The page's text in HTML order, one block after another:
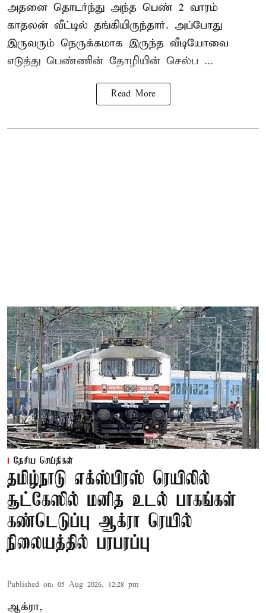
அதனை தொடர்ந்து அந்த பெண் 2 வாரம்
காதலன் வீட்டில் தங்கியிருந்தார். அப்போது
இருவரும் நெருக்கமாக இருந்த வீடியோவை
எடுத்து பெண்ணின் தோழியின் செல்ப ...
Read More
தேசிய செய்திகள்
தமிழ்நாடு எக்ஸ்பிரஸ் ரெயிலில்
சூட்கேஸில் மனித உடல் பாகங்கள்
கண்டெடுப்பு ஆக்ரா ரெயில்
நிலையத்தில் பரபரப்பு
Published on: 05 Aug 2026, 12:28 pm
ஆக்ரா,